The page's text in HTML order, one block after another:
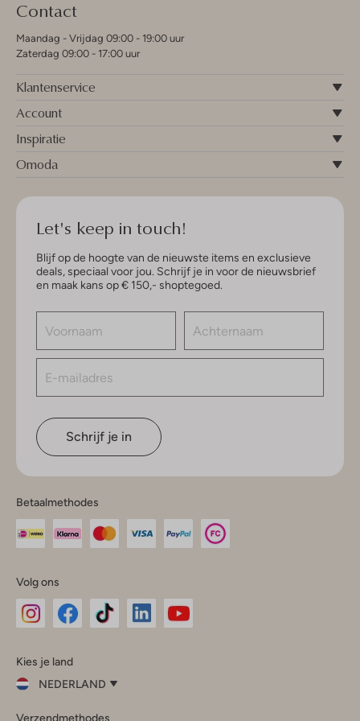
Contact
Maandag - Vrijdag 09:00 - 19:00 uur
Zaterdag 09:00 - 17:00 uur
Klantenservice
Account
Inspiratie
Omoda
Let's keep in touch!
Blijf op de hoogte van de nieuwste items en exclusieve
deals, speciaal voor jou. Schrijf je in voor de nieuwsbrief
en maak kans op € 150,- shoptegoed.
Schrijf je in
Betaalmethodes
Volg ons
InstagramFacebook
Kies je land
NEDERLAND
Verzendmethodes